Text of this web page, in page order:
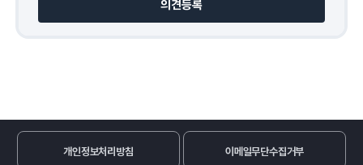
의견등록
개인정보처리방침 이메일무단수집거부